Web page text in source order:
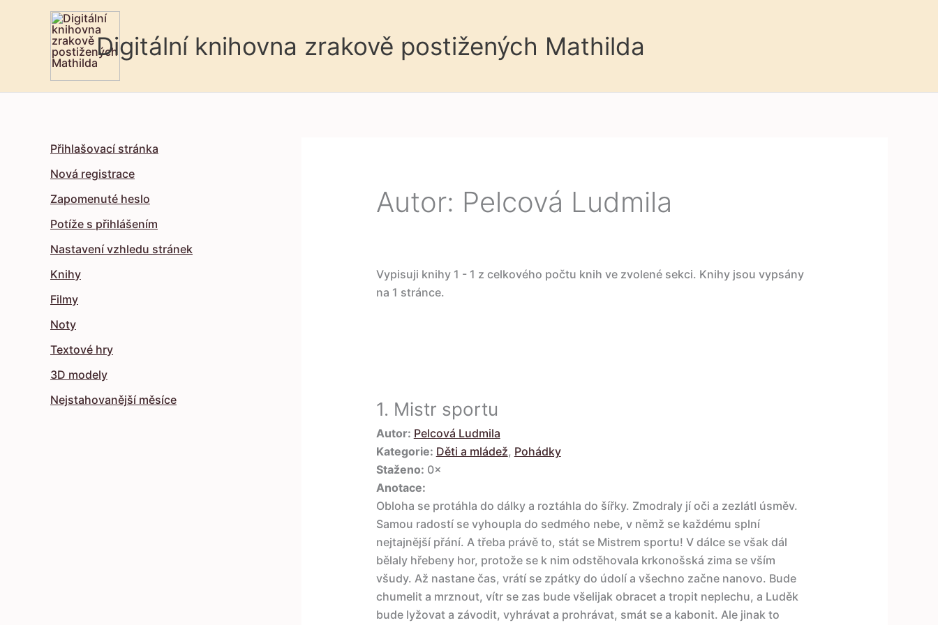
Digitální knihovna zrakově postižených Mathilda
Přihlašovací stránka
Nová registrace
Zapomenuté heslo
Potíže s přihlášením
Nastavení vzhledu stránek
Knihy
Filmy
Noty
Textové hry
3D modely
Nejstahovanější měsíce
Autor: Pelcová Ludmila
Vypisuji knihy 1 - 1 z celkového počtu knih ve zvolené sekci. Knihy jsou vypsány
na 1 stránce.
1. Mistr sportu
Autor: Pelcová Ludmila
Kategorie: Děti a mládež, Pohádky
Staženo: 0×
Anotace:
Obloha se protáhla do dálky a roztáhla do šířky. Zmodraly jí oči a zezlátl úsměv.
Samou radostí se vyhoupla do sedmého nebe, v němž se každému splní
nejtajnější přání. A třeba právě to, stát se Mistrem sportu! V dálce se však dál
bělaly hřebeny hor, protože se k nim odstěhovala krkonošská zima se vším
všudy. Až nastane čas, vrátí se zpátky do údolí a všechno začne nanovo. Bude
chumelit a mrznout, vítr se zas bude všelijak obracet a tropit neplechu, a Luděk
bude lyžovat a závodit, vyhrávat a prohrávat, smát se a kabonit. Ale jinak to